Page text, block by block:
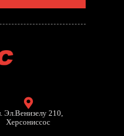
Эл.Венизелу 210,
Херсониссос